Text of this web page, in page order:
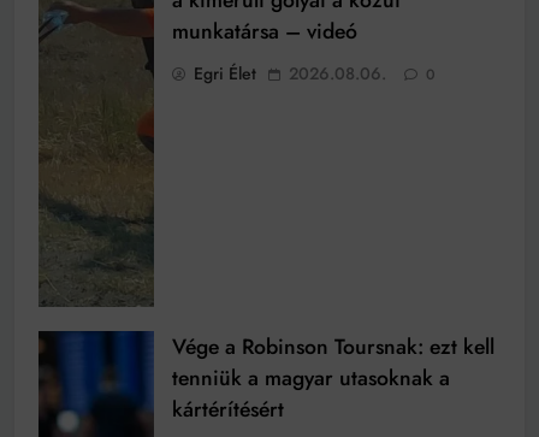
munkatársa – videó
Egri Élet 2026.08.06. 0
Vége a Robinson Toursnak: ezt kell
tenniük a magyar utasoknak a
kártérítésért